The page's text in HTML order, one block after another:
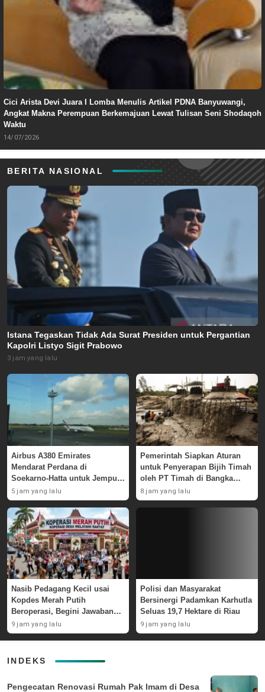
Cici Arista Devi Juara I Lomba Menulis Artikel PDNA Banyuwangi,
Angkat Makna Perempuan Berkemajuan Lewat Tulisan Seni Shodaqoh
Waktu
14/07/2026
BERITA NASIONAL
Istana Tegaskan Tidak Ada Surat Presiden untuk Pergantian
Kapolri Listyo Sigit Prabowo
3 jam yang lalu
Airbus A380 Emirates
Mendarat Perdana di
Soekarno-Hatta untuk Jemput
Skuad AC Milan
5 jam yang lalu
Pemerintah Siapkan Aturan
untuk Penyerapan Bijih Timah
oleh PT Timah di Bangka
Belitung
8 jam yang lalu
Nasib Pedagang Kecil usai
Kopdes Merah Putih
Beroperasi, Begini Jawaban
Pemerintah
9 jam yang lalu
Polisi dan Masyarakat
Bersinergi Padamkan Karhutla
Seluas 19,7 Hektare di Riau
9 jam yang lalu
INDEKS
Pengecatan Renovasi Rumah Pak Imam di Desa